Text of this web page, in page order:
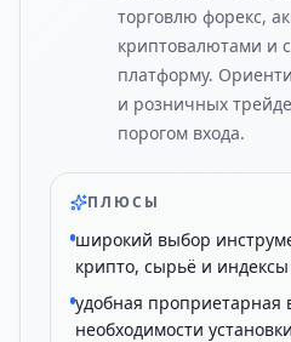
торговлю форекс,
криптовалютами и
платформу.
и розничных
порогом входа.
ПЛЮСЫ
широкий выбор
крипто, сырьё и индексы
удобная проприетарная
необходимости